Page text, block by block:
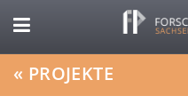
« PROJEKTE